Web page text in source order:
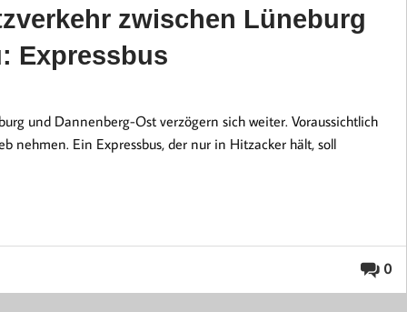
zwischen Lüneburg
Expressbus
und Dannenberg-Ost verzögern sich weiter. Voraussichtlich
nehmen. Ein Expressbus, der nur in Hitzacker hält, soll
0